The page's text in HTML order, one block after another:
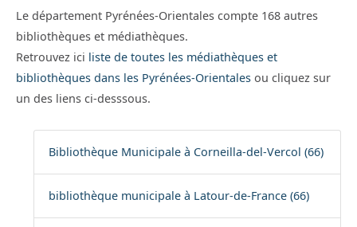
Le département Pyrénées-Orientales compte 168 autres
bibliothèques et médiathèques.
Retrouvez ici liste de toutes les médiathèques et
bibliothèques dans les Pyrénées-Orientales ou cliquez sur
un des liens ci-desssous.
Bibliothèque Municipale à Corneilla-del-Vercol (66)
bibliothèque municipale à Latour-de-France (66)